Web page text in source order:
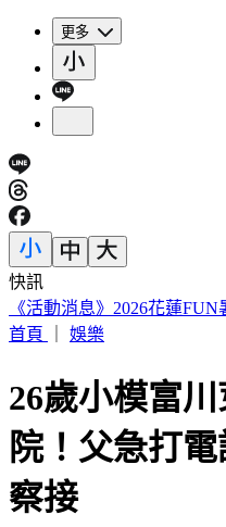
更多
快訊
本週蛋價漲3元！雞蛋產量
首頁
娛樂
26歲小模富
院！父急打
察接